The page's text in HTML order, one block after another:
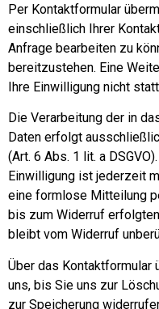
Per Kontaktformular
einschließlich Ihrer
Anfrage bearbeiten zu
bereitzustehen. Eine
Ihre Einwilligung nicht
Die Verarbeitung der in
Daten erfolgt
(Art. 6 Abs. 1 lit. a
Einwilligung ist jederzeit
eine formlose Mitteilung
bis zum Widerruf
bleibt vom Widerruf
Über das
uns, bis Sie uns zur
zur Speicherung